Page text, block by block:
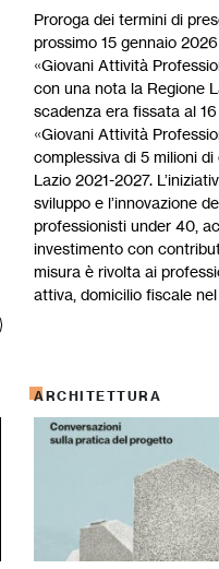
Proroga dei termini di
prossimo 15 gennaio
«Giovani Attività
con una nota la Regione
scadenza era fissata al
«Giovani Attività
complessiva di 5 milioni
Lazio 2021-2027.
sviluppo e l’innovazione
professionisti under 40,
investimento con
misura è rivolta ai
attiva, domicilio fiscale
ARCHITETTURA